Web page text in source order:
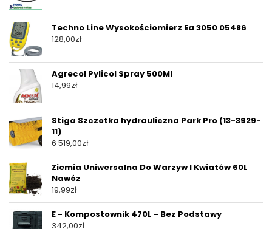
Techno Line Wysokościomierz Ea 3050 05486
128,00zł
Agrecol Pylicol Spray 500Ml
14,99zł
Stiga Szczotka hydrauliczna Park Pro (13-3929-
11)
6 519,00zł
Ziemia Uniwersalna Do Warzyw I Kwiatów 60L
Nawóz
19,99zł
E - Kompostownik 470L - Bez Podstawy
342,00zł